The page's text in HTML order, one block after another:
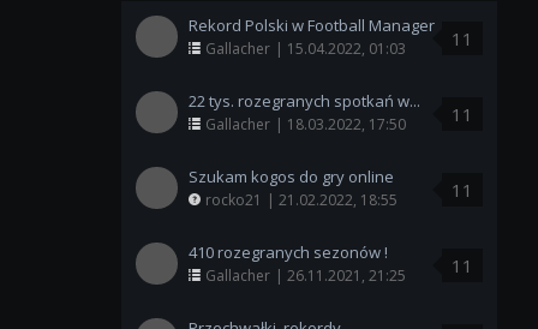
Rekord Polski w Football Manager
Gallacher | 15.04.2022, 01:03 11
22 tys. rozegranych spotkań w...
Gallacher | 18.03.2022, 17:50 11
Szukam kogos do gry online
rocko21 | 21.02.2022, 18:55 11
410 rozegranych sezonów !
Gallacher | 26.11.2021, 21:25 11